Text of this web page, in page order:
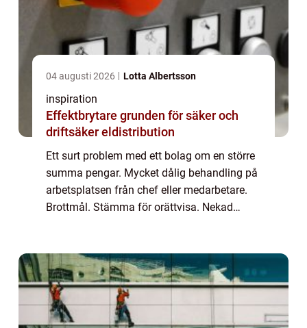
04 augusti 2026 Lotta Albertsson
inspiration
Effektbrytare grunden för säker och
driftsäker eldistribution
Ett surt problem med ett bolag om en större
summa pengar. Mycket dålig behandling på
arbetsplatsen från chef eller medarbetare.
Brottmål. Stämma för orättvisa. Nekad